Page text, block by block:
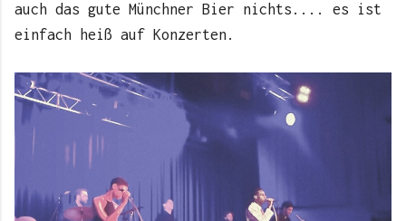
auch das gute Münchner Bier nichts.... es ist
einfach heiß auf Konzerten.